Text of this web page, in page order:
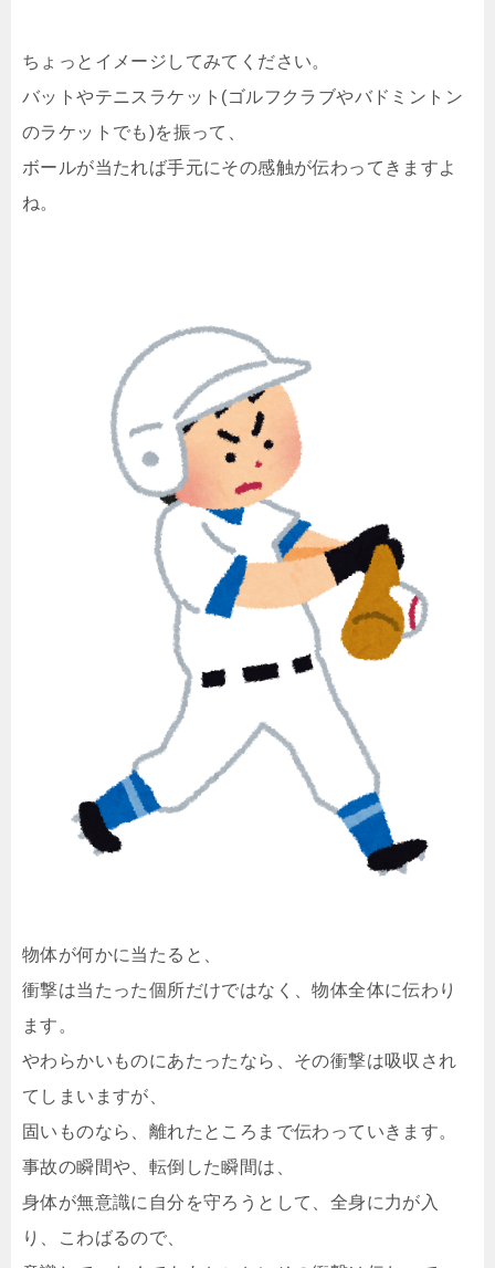
ちょっとイメージしてみてください。
バットやテニスラケット(ゴルフクラブやバドミントン
のラケットでも)を振って、
ボールが当たれば手元にその感触が伝わってきますよ
ね。
物体が何かに当たると、
衝撃は当たった個所だけではなく、物体全体に伝わり
ます。
やわらかいものにあたったなら、その衝撃は吸収され
てしまいますが、
固いものなら、離れたところまで伝わっていきます。
事故の瞬間や、転倒した瞬間は、
身体が無意識に自分を守ろうとして、全身に力が入
り、こわばるので、